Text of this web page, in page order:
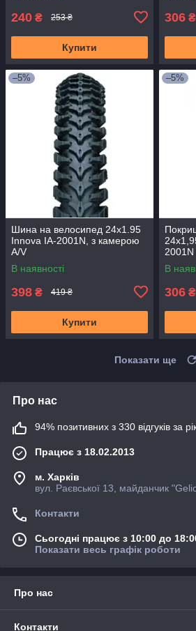
240 ₴ 253 ₴
Купити
306 ₴
–5%
Шина на велосипед 24x1.95
Innova IA-2001N, з камерою
A/V
В наявності
398 ₴ 419 ₴
Купити
–5%
В
306 ₴
Показати ще
Про нас
94% позитивних з 330 відгуків за
Працює з 18.02.2013
м. Харків
вул. Раєвської 13, майданчик
Контакти
Сьогодні працює з 10:00 до
Показати весь графік роботи
Про нас
Контакти